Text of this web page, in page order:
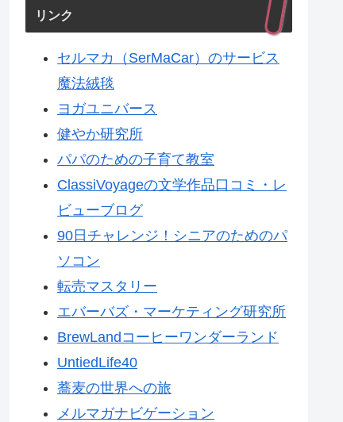
リンク
セルマカ（SerMaCar）のサービス
魔法絨毯
ヨガユニバース
健やか研究所
パパのための子育て教室
ClassiVoyageの文学作品口コミ・レ
ビューブログ
90日チャレンジ！シニアのためのパ
ソコン
転売マスタリー
エバーバズ・マーケティング研究所
BrewLandコーヒーワンダーランド
UntiedLife40
蕎麦の世界への旅
メルマガナビゲーション